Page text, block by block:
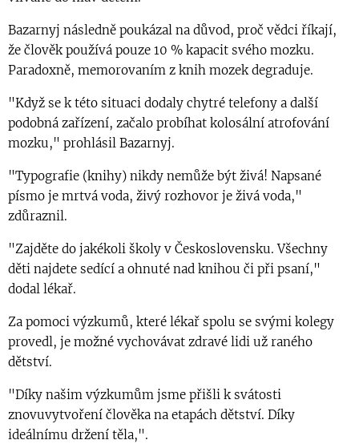
Bazarnyj následně poukázal na důvod, proč vědci říkají,
že člověk používá pouze 10 % kapacit svého mozku.
Paradoxně, memorovaním z knih mozek degraduje.
"Když se k této situaci dodaly chytré telefony a další
podobná zařízení, začalo probíhat kolosální atrofování
mozku," prohlásil Bazarnyj.
"Typografie (knihy) nikdy nemůže být živá! Napsané
písmo je mrtvá voda, živý rozhovor je živá voda,"
zdůraznil.
"Zajděte do jakékoli školy v Československu. Všechny
děti najdete sedící a ohnuté nad knihou či při psaní,"
dodal lékař.
Za pomoci výzkumů, které lékař spolu se svými kolegy
provedl, je možné vychovávat zdravé lidi už raného
dětství.
"Díky našim výzkumům jsme přišli k svátosti
znovuvytvoření člověka na etapách dětství. Díky
ideálnímu držení těla,".